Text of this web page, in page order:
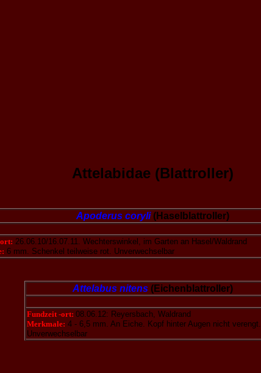
Attelabidae (Blattroller)
Apoderus coryli(Haselblattroller)
26.06.10/16.07.11. Wechterswinkel, im Garten an Hasel/Waldrand
6 mm. Schenkel teilweise rot. Unverwechselbar
Attelabus nitens (Eichenblattroller)
Fundzeit -ort: 08.06.12: Reyersbach, Waldrand
Merkmale: 4 - 6,5 mm. An Eiche. Kopf hinter Augen nicht verengt.
Unverwechselbar